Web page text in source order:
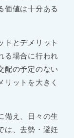
価値は十分ある
トとデメリット
る場合に行われ
配の予定のない
リットを大きく
備え、日々の生
は、去勢・避妊